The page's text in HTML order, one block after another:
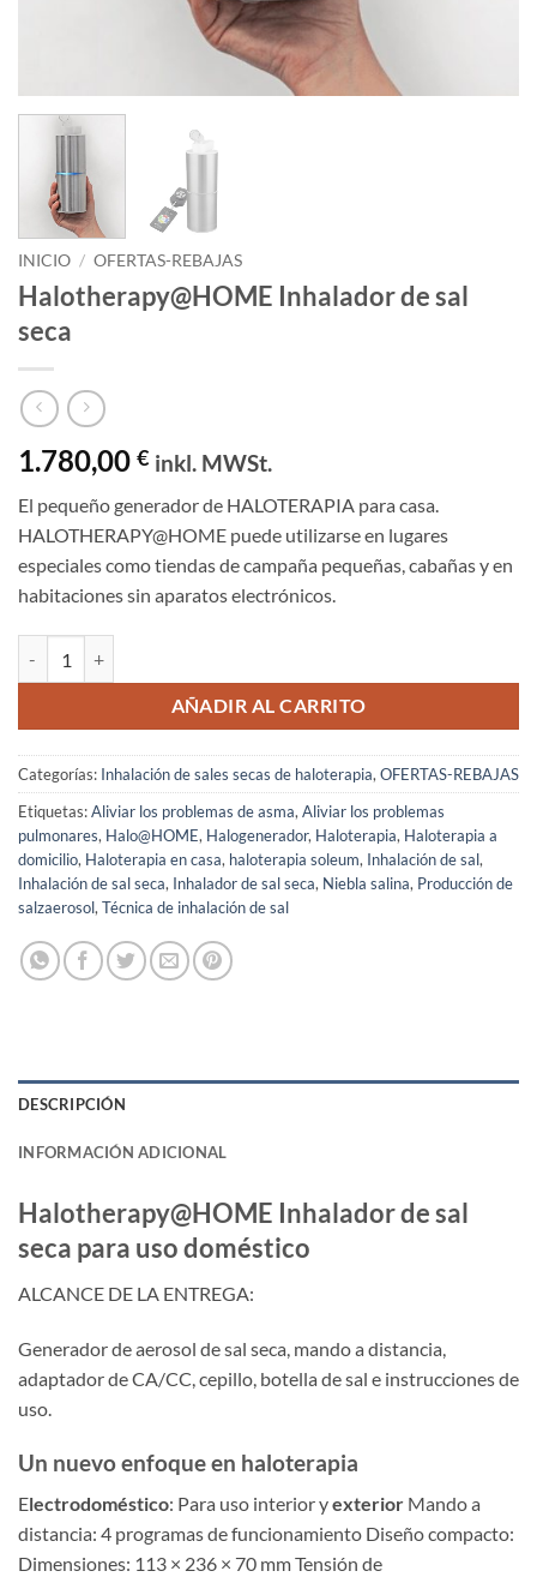
INICIO / OFERTAS-REBAJAS
Halotherapy@HOME Inhalador de sal
seca
1.780,00 € inkl. MWSt.
El pequeño generador de HALOTERAPIA para casa.
HALOTHERAPY@HOME puede utilizarse en lugares
especiales como tiendas de campaña pequeñas, cabañas y en
habitaciones sin aparatos electrónicos.
AÑADIR AL CARRITO
Categorías: Inhalación de sales secas de haloterapia, OFERTAS-REBAJAS
Etiquetas:Aliviar los problemas de asma, Aliviar los problemas
pulmonares, Halo@HOME, Halogenerador, Haloterapia, Haloterapia a
domicilio, Haloterapia en casa, haloterapia soleum, Inhalación de sal,
Inhalación de sal seca, Inhalador de sal seca, Niebla salina, Producción de
salzaerosol, Técnica de inhalación de sal
DESCRIPCIÓN
INFORMACIÓN ADICIONAL
Halotherapy@HOME Inhalador de sal
seca para uso doméstico
ALCANCE DE LA ENTREGA:
Generador de aerosol de sal seca, mando a distancia,
adaptador de CA/CC, cepillo, botella de sal e instrucciones de
uso.
Un nuevo enfoque en haloterapia
Electrodoméstico: Para uso interior yexterior Mando a
distancia: 4 programas de funcionamiento Diseño compacto:
Dimensiones: 113 × 236 × 70 mm Tensión de